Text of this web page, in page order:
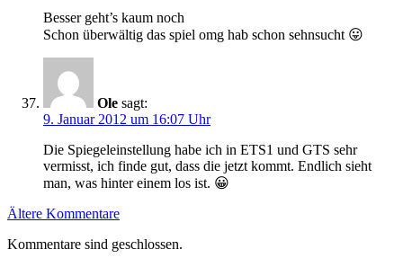
Besser geht’s kaum noch
Schon überwältig das spiel omg hab schon sehnsucht 😛
Ole sagt:
9. Januar 2012 um 16:07 Uhr
Die Spiegeleinstellung habe ich in ETS1 und GTS sehr
vermisst, ich finde gut, dass die jetzt kommt. Endlich sieht
man, was hinter einem los ist. 😀
Kommentar-
Navigation
Ältere Kommentare
Kommentare sind geschlossen.